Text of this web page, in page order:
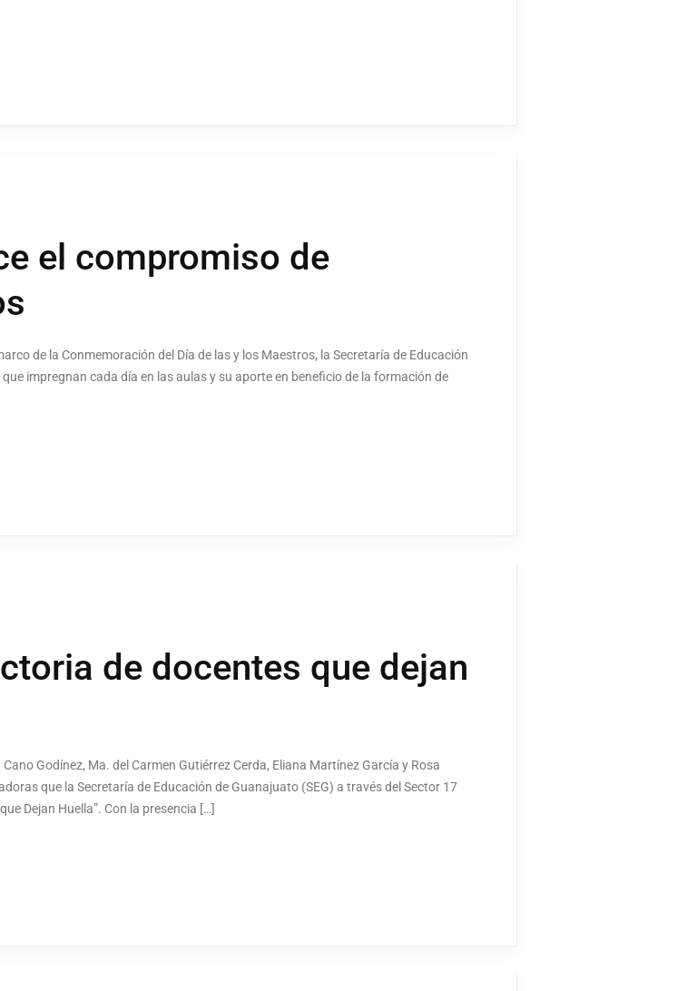
el compromiso de
de la Conmemoración del Día de las y los Maestros, la Secretaría de Educación
impregnan cada día en las aulas y su aporte en beneficio de la formación de
de docentes que dejan
Godínez, Ma. del Carmen Gutiérrez Cerda, Eliana Martínez García y Rosa
que la Secretaría de Educación de Guanajuato (SEG) a través del Sector 17
Dejan Huella”. Con la presencia […]